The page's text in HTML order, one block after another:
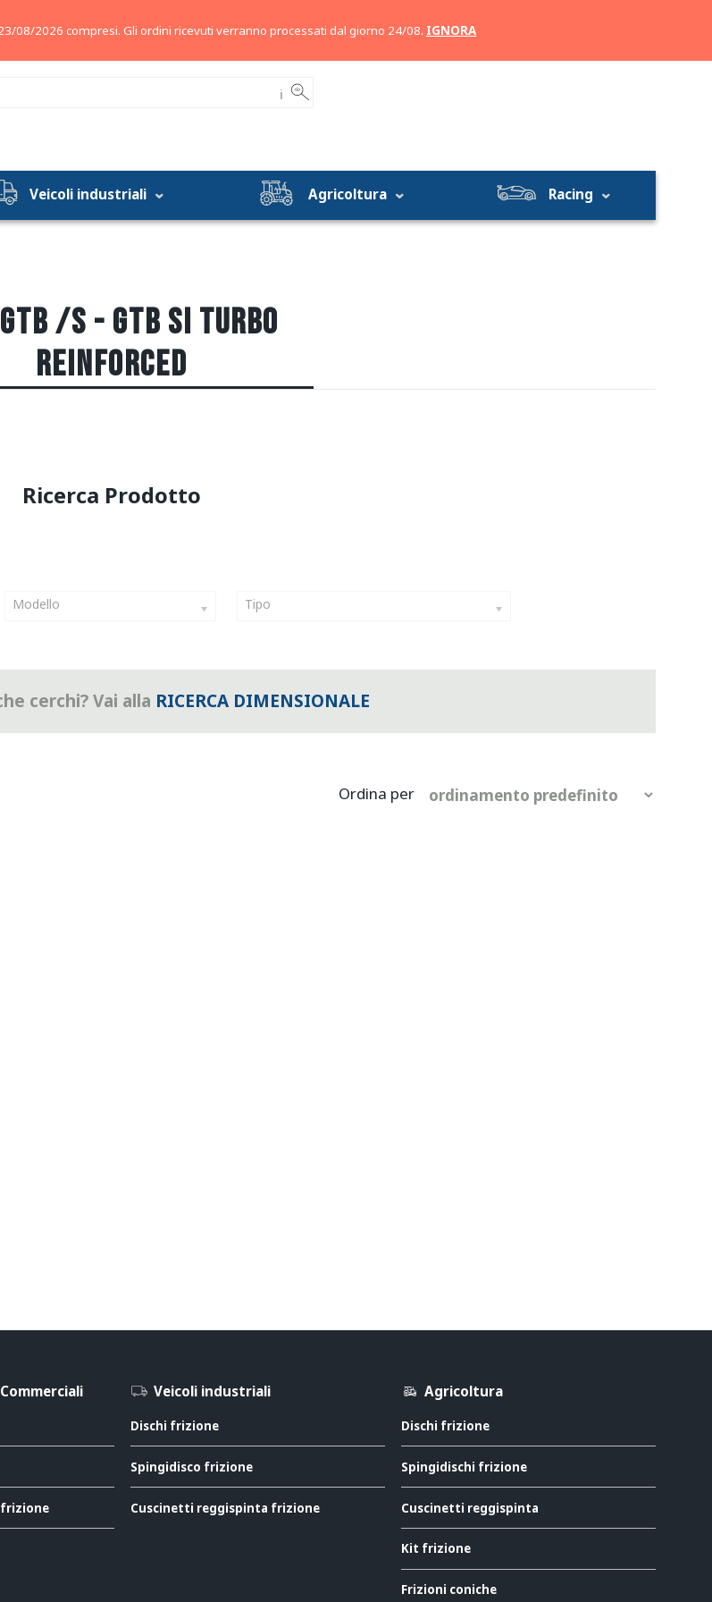
ℹ
Veicoli industriali Agricoltura Racing
/S - GTB SI TURBO
REINFORCED
Modello Tipo
cerchi? Vai alla RICERCA DIMENSIONALE
Veicoli industriali
Dischi frizione
Spingidisco frizione
Cuscinetti reggispinta frizione
Agricoltura
Dischi frizione
Spingidischi frizione
Cuscinetti reggispinta
Kit frizione
Frizioni coniche
08/2026 compresi. Gli ordini ricevuti verranno processati dal giorno 24/08. IGNORA